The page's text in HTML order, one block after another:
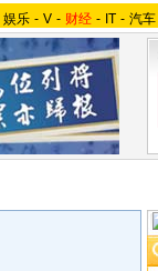
娱乐 - V - 财经 - IT - 汽车